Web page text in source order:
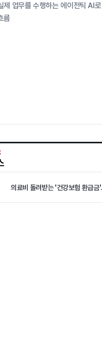
제 업무를 수행하는 에이전틱 AI
름
의료비 돌려받는 '건강보험 환급